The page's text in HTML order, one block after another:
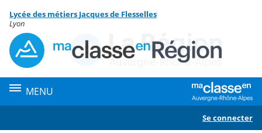
Menu de la rubrique
Contenu
Lycée des métiers Jacques de Flesselles
Lyon
MENU
Se connecter